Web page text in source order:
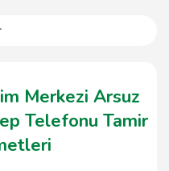
Merkezi Arsuz
Telefonu Tamir